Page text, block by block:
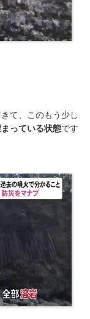
て、このもう少し
っている状態です